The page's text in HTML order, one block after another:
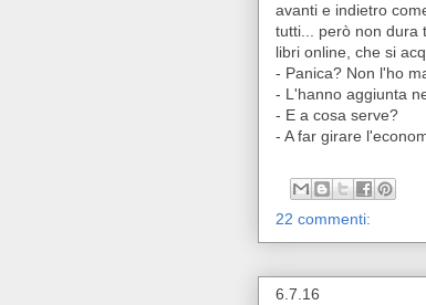
avanti e indietro
tutti... però non dura
libri online, che si
- Panica? Non l'ho
- L'hanno aggiunta
- E a cosa serve?
- A far girare
22 commenti:
6.7.16